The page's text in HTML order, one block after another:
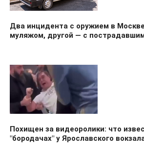
Два инцидента с оружием в
муляжом, другой — с
Похищен за видеоролики: что
"бородачах" у Ярославского